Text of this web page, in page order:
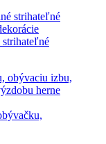
strihateľné